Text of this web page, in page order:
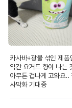
카사바+광물 섞인 제
약간 요거트 향이 나는
아무튼 겁나게 고와요..
사막화 기대중